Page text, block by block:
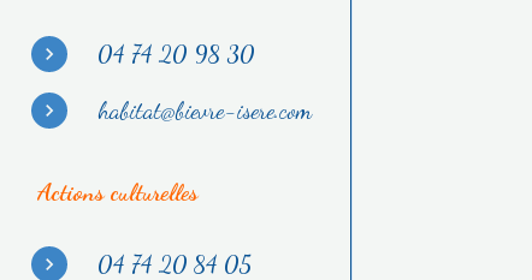
04 74 20 98 30
habitat@bievre-isere.com
Actions culturelles
04 74 20 84 05